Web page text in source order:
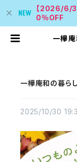
【2026/6/
0％OFF
一欅
一欅庵和の暮
2025/10/30